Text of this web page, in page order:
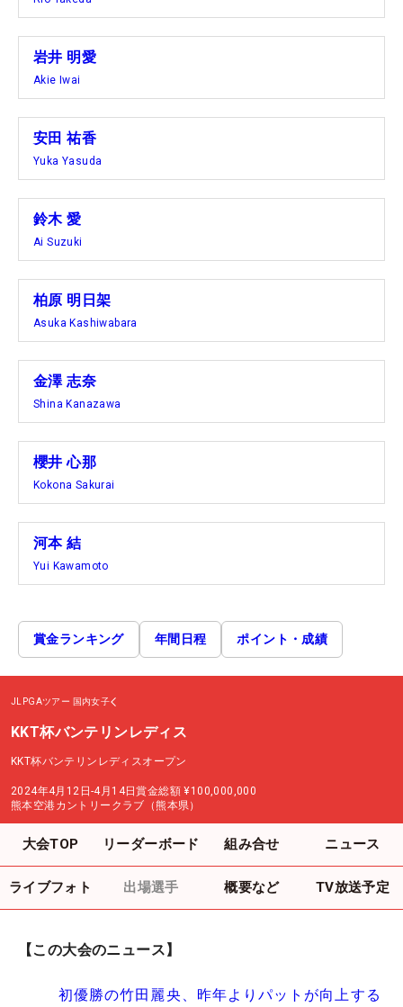
岩井 明愛
Akie Iwai
安田 祐香
Yuka Yasuda
鈴木 愛
Ai Suzuki
柏原 明日架
Asuka Kashiwabara
金澤 志奈
Shina Kanazawa
櫻井 心那
Kokona Sakurai
河本 結
Yui Kawamoto
賞金ランキング 年間日程 ポイント・成績
JLPGAツアー 国内女子
KKT杯バンテリンレディス
KKT杯バンテリンレディスオープン
2024年4月12日-4月14日賞金総額 ¥100,000,000
熊本空港カントリークラブ（熊本県）
大会TOP リーダーボード 組み合せ ニュース
ライブフォト 出場選手 概要など TV放送予定
【この大会のニュース】
初優勝の竹田麗央、昨年よりパットが向上する